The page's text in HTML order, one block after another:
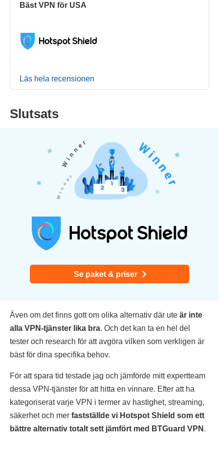
Bäst VPN för USA
Läs hela recensionen
Slutsats
Se paket & priser
Även om det finns gott om olika alternativ där ute är inte
alla VPN-tjänster lika bra. Och det kan ta en hel del
tester och research för att avgöra vilken som verkligen är
bäst för dina specifika behov.
För att spara tid testade jag och jämförde mitt expertteam
dessa VPN-tjänster för att hitta en vinnare. Efter att ha
kategoriserat varje VPN i termer av hastighet, streaming,
säkerhet och mer fastställde vi Hotspot Shield som ett
bättre alternativ totalt sett jämfört med BTGuard VPN .